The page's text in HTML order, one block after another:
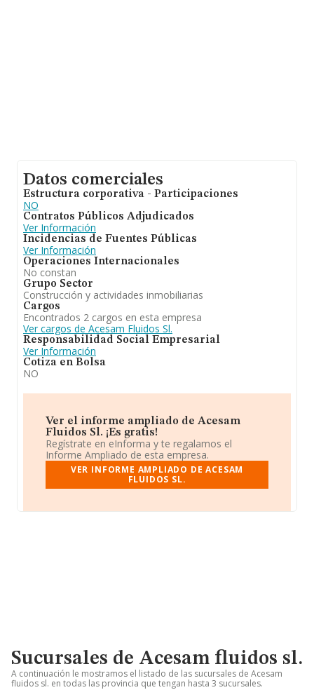
Datos comerciales
Estructura corporativa - Participaciones
NO
Contratos Públicos Adjudicados
Ver Información
Incidencias de Fuentes Públicas
Ver Información
Operaciones Internacionales
No constan
Grupo Sector
Construcción y actividades inmobiliarias
Cargos
Encontrados 2 cargos en esta empresa
Ver cargos de Acesam Fluidos Sl.
Responsabilidad Social Empresarial
Ver Información
Cotiza en Bolsa
NO
Ver el informe ampliado de Acesam
Fluidos Sl. ¡Es gratis!
Regístrate en eInforma y te regalamos el
Informe Ampliado de esta empresa.
VER INFORME AMPLIADO DE ACESAM
FLUIDOS SL.
Sucursales de Acesam fluidos sl.
A continuación le mostramos el listado de las sucursales de Acesam
fluidos sl. en todas las provincia que tengan hasta 3 sucursales.